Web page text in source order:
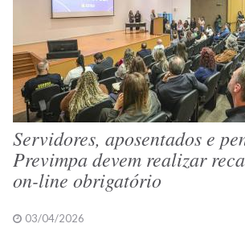
Servidores, aposentados e
Previmpa devem realizar
on-line obrigatório
03/04/2026